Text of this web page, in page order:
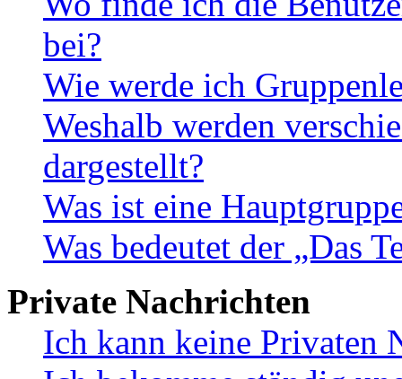
bei?
Wie werde ich
Weshalb werden
dargestellt?
Was ist eine
Was bedeutet der „Das
Private Nachrichten
Ich kann keine Privaten